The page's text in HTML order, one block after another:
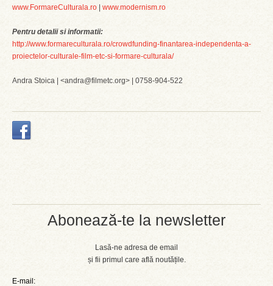
Abonează-te la newsletter
Lasă-ne adresa de email
și fii primul care află noutățile.
E-mail:
www.FormareCulturala.ro
www.modernism.ro
Pentru detalii si informatii:
http://www.formareculturala.ro/crowdfunding-finantarea-independenta-a-
proiectelor-culturale-film-etc-si-formare-culturala/
Andra Stoica | <andra@filmetc.org> | 0758-904-522